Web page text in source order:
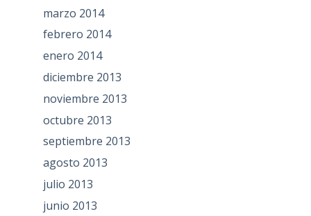
marzo 2014
febrero 2014
enero 2014
diciembre 2013
noviembre 2013
octubre 2013
septiembre 2013
agosto 2013
julio 2013
junio 2013